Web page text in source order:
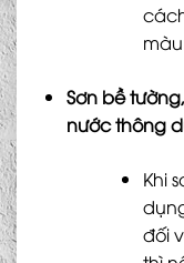
Sơn bề
nước thông
Khi
đối